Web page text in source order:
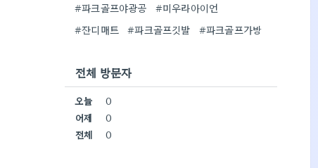
#파크골프야광공
#미우라아이언
#잔디매트
#파크골프깃발 #파크골프가방
전체 방문자
오늘
0
어제
0
전체
0